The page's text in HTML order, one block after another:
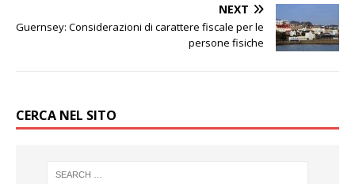
NEXT
Guernsey: Considerazioni di carattere fiscale per le
persone fisiche
CERCA NEL SITO